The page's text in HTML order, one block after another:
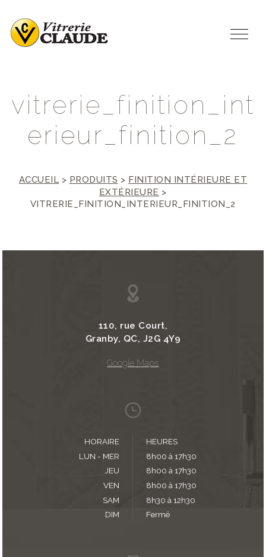
vitrerie fi nition i nt
erieur _fi nition 2
ACCUEIL > PRODUITS > FINITION INTÉRIEURE ET
EXTÉRIEURE >
VITRERIE_FINITION_INTERIEUR_FINITION_2
110, rue Court,
Granby, QC, J2G 4Y9
Google Maps
HORAIRE
HEURES
LUN - MER
8h00 à 17h30
JEU
8h00 à 17h30
VEN
8h00 à 17h30
SAM
8h30 à 12h30
DIM
Fermé